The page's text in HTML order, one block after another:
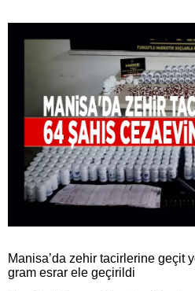
Manisa’da zehir tacirlerine geçit
gram esrar ele geçirildi